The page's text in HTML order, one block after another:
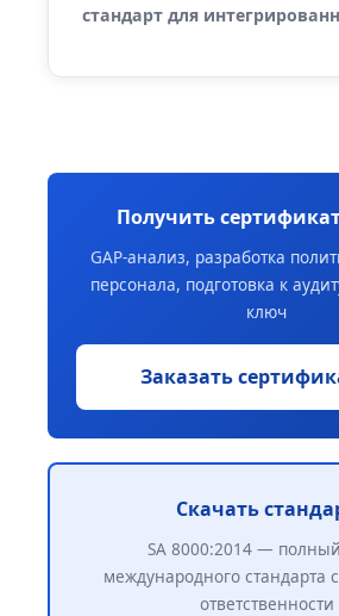
стандарт для
Получить сертификат
GAP-анализ, разработка
персонала, подготовка к
ключ
Заказать
Скачать
SA 8000:2014 — полный
международного стандарта
ответственности